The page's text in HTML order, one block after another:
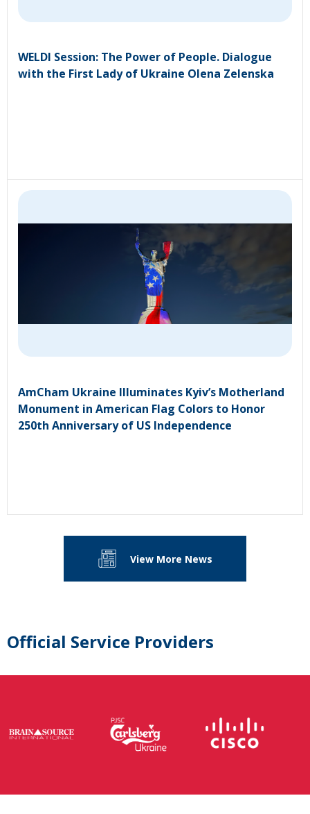
WELDI Session: The Power of People. Dialogue
with the First Lady of Ukraine Olena Zelenska
AmCham Ukraine Illuminates Kyiv’s Motherland
Monument in American Flag Colors to Honor
250th Anniversary of US Independence
View More News
Official Service Providers